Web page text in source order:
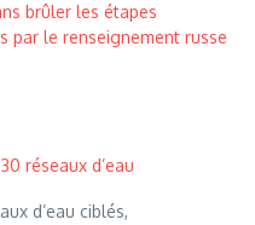
brûler les étapes
par le renseignement russe
réseaux d’eau
d’eau ciblés,